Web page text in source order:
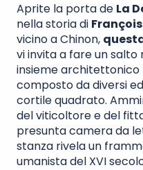
Aprite la porta de La
nella storia di
vicino a Chinon,
vi invita a fare un
insieme architettonico
composto da diversi
cortile quadrato.
del viticoltore e del
presunta camera da
stanza rivela un
umanista del XVI